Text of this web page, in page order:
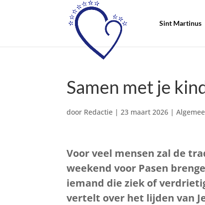
Sint Martinus
Samen met je
door Redactie |23 maart 2026 |
Voor veel mensen zal de
weekend voor Pasen
iemand die ziek of
vertelt over het lijden van